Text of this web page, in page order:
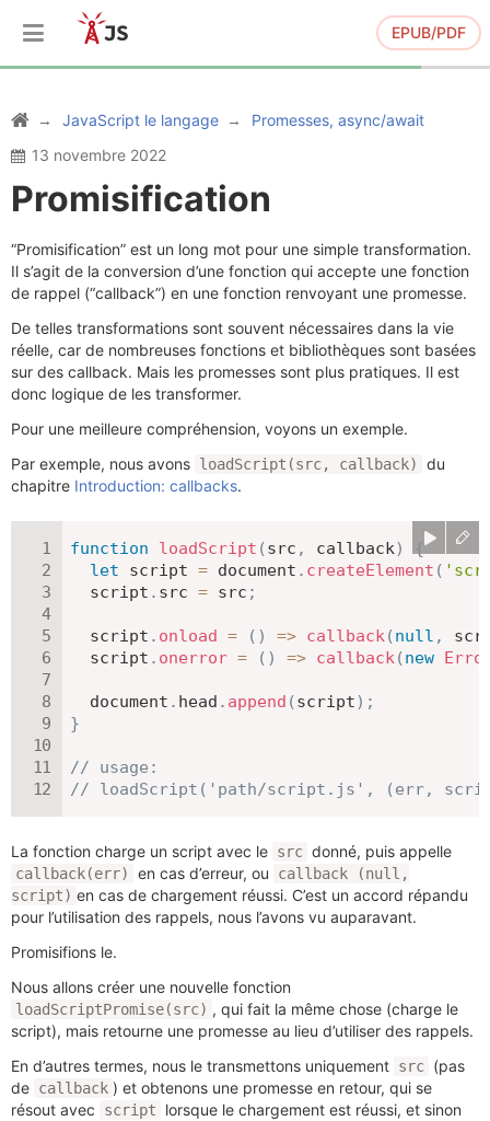
EPUB/PDF
JavaScript le langage
Promesses, async/await
13 novembre 2022
Promisification
“Promisification” est un long mot pour une simple transformation.
Il s’agit de la conversion d’une fonction qui accepte une fonction
de rappel (“callback”) en une fonction renvoyant une promesse.
De telles transformations sont souvent nécessaires dans la vie
réelle, car de nombreuses fonctions et bibliothèques sont basées
sur des callback. Mais les promesses sont plus pratiques. Il est
donc logique de les transformer.
Pour une meilleure compréhension, voyons un exemple.
Par exemple, nous avons loadScript(src, callback)
du
chapitre Introduction: callbacks.
function loadScript (src , callback)
{
let script = document . createElement (
  script
. src = src ;
  script
. onload = ( ) => callback(null ,
  script
. onerror = ( ) => callback(new
  document
. head . append (script) ;
}
// usage:
// loadScript('path/script.js', (err,
La fonction charge un script avec le src donné, puis appelle
callback(err) en cas d’erreur, ou
callback (null,
script) en cas de chargement réussi. C’est un accord répandu
pour l’utilisation des rappels, nous l’avons vu auparavant.
Promisifions le.
Nous allons créer une nouvelle fonction
loadScriptPromise(src) , qui fait la même chose (charge le
script), mais retourne une promesse au lieu d’utiliser des rappels.
En d’autres termes, nous le transmettons uniquement src (pas
de callback ) et obtenons une promesse en retour, qui se
résout avec
script
lorsque le chargement est réussi, et sinon